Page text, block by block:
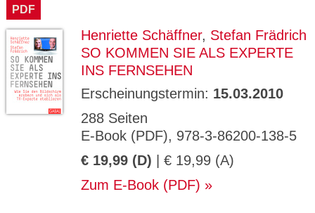
PDF
Henriette Schäffner, Stefan Frädrich
SO KOMMEN SIE ALS EXPERTE
INS FERNSEHEN
Erscheinungstermin: 15.03.2010
288 Seiten
E-Book (PDF), 978-3-86200-138-5
€ 19,99 (D) | € 19,99 (A)
Zum E-Book (PDF)